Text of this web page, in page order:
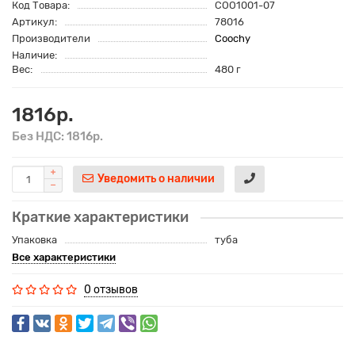
Код Товара:
COO1001-07
Артикул:
78016
Производители
Coochy
Наличие:
Вес:
480 г
1816р.
Без НДС: 1816р.
Уведомить о наличии
Краткие характеристики
Упаковка
туба
Все характеристики
0 отзывов